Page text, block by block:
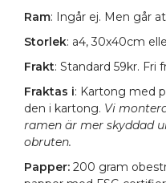
Ram: Ingår ej. Men går
Storlek: a4, 30x40cm
Frakt: Standard 59kr. Fri
Fraktas i: Kartong med
den i kartong. Vi
ramen är mer skyddad
obruten.
Papper: 200 gram